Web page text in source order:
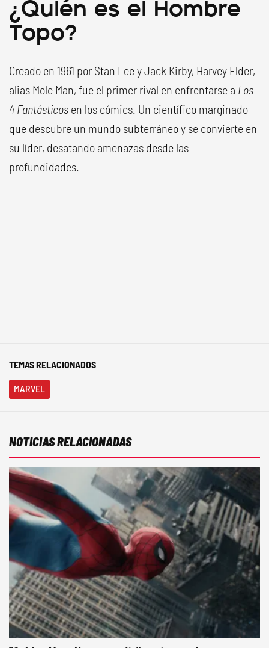
Topo?
Creado en 1961 por Stan Lee y Jack Kirby, Harvey Elder,
alias Mole Man, fue el primer rival en enfrentarse a Los
4 Fantásticos en los cómics. Un científico marginado
que descubre un mundo subterráneo y se convierte en
su líder, desatando amenazas desde las
profundidades.
TEMAS RELACIONADOS
MARVEL
NOTICIAS RELACIONADAS